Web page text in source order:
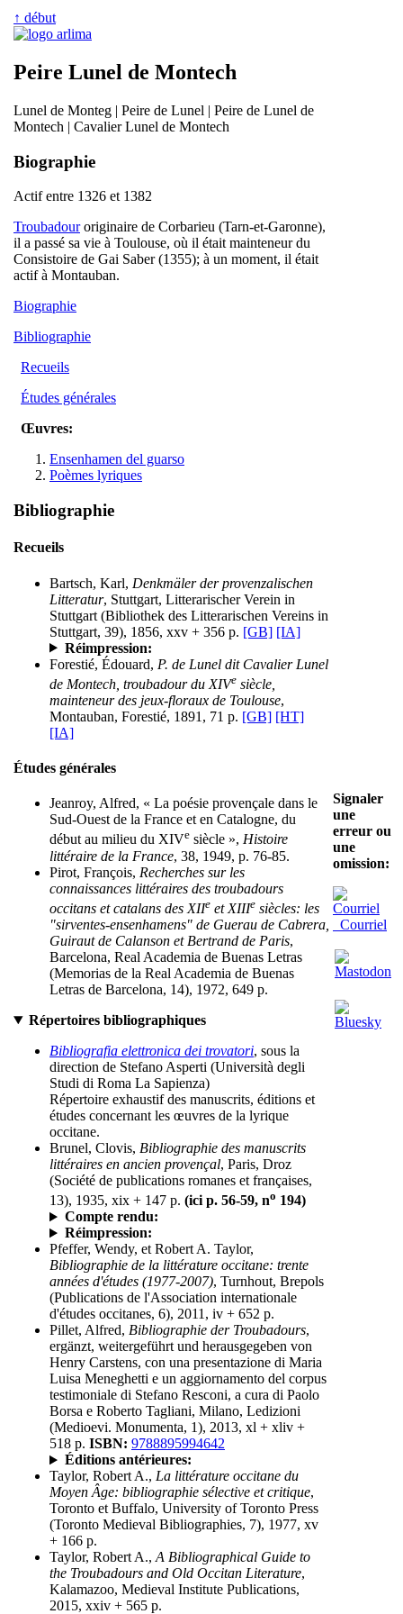
↑ début
Peire Lunel de Montech
Lunel de Monteg | Peire de Lunel | Peire de Lunel de
Montech | Cavalier Lunel de Montech
Biographie
Actif entre 1326 et 1382
Troubadouroriginaire de Corbarieu (Tarn-et-Garonne),
il a passé sa vie à Toulouse, où il était mainteneur du
Consistoire de Gai Saber (1355); à un moment, il était
actif à Montauban.
Biographie
Bibliographie
Recueils
Études générales
Œuvres:
Ensenhamen del guarso
Poèmes lyriques
Bibliographie
Recueils
Bartsch, Karl, Denkmäler der provenzalischen
Litteratur, Stuttgart, Litterarischer Verein in
Stuttgart (Bibliothek des Litterarischen Vereins in
Stuttgart, 39), 1856, xxv + 356 p. [GB] [IA]
Réimpression:
Forestié, Édouard, P. de Lunel dit Cavalier Lunel
de Montech, troubadour du XIVe siècle,
mainteneur des jeux-floraux de Toulouse,
Montauban, Forestié, 1891, 71 p. [GB] [HT]
[IA]
Études générales
Jeanroy, Alfred, « La poésie provençale dans le
Sud-Ouest de la France et en Catalogne, du
début au milieu du XIVe siècle », Histoire
littéraire de la France, 38, 1949, p. 76-85.
Pirot, François, Recherches sur les
connaissances littéraires des troubadours
occitans et catalans des XIIe et XIIIe siècles: les
"sirventes-ensenhamens" de Guerau de Cabrera,
Guiraut de Calanson et Bertrand de Paris,
Barcelona, Real Academia de Buenas Letras
(Memorias de la Real Academia de Buenas
Letras de Barcelona, 14), 1972, 649 p.
Répertoires bibliographiques
Bibliografia elettronica dei trovatori, sous la
direction de Stefano Asperti (Università degli
Studi di Roma La Sapienza)
Répertoire exhaustif des manuscrits, éditions et
études concernant les œuvres de la lyrique
occitane.
Brunel, Clovis, Bibliographie des manuscrits
littéraires en ancien provençal, Paris, Droz
(Société de publications romanes et françaises,
13), 1935, xix + 147 p. (ici p. 56-59, no 194)
Compte rendu:
Réimpression:
Pfeffer, Wendy, et Robert A. Taylor,
Bibliographie de la littérature occitane: trente
années d'études (1977-2007), Turnhout, Brepols
(Publications de l'Association internationale
d'études occitanes, 6), 2011, iv + 652 p.
Pillet, Alfred, Bibliographie der Troubadours,
ergänzt, weitergeführt und herausgegeben von
Henry Carstens, con una presentazione di Maria
Luisa Meneghetti e un aggiornamento del corpus
testimoniale di Stefano Resconi, a cura di Paolo
Borsa e Roberto Tagliani, Milano, Ledizioni
(Medioevi. Monumenta, 1), 2013, xl + xliv +
518 p. ISBN: 9788895994642
Éditions antérieures:
Taylor, Robert A., La littérature occitane du
Moyen Âge: bibliographie sélective et critique,
Toronto et Buffalo, University of Toronto Press
(Toronto Medieval Bibliographies, 7), 1977, xv
+ 166 p.
Taylor, Robert A., A Bibliographical Guide to
the Troubadours and Old Occitan Literature,
Kalamazoo, Medieval Institute Publications,
2015, xxiv + 565 p.
Signaler
une
erreur ou
une
omission:
Courriel